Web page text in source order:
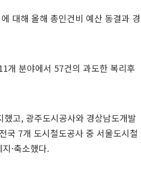
대해 올해 총인건비 예산 동결과 경
개 분야에서 57건의 과도한 복리후
고, 광주도시공사와 경상남도개발
국 7개 도시철도공사 중 서울도시철
·축소했다.